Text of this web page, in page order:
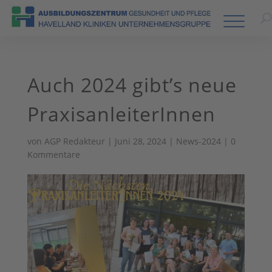
Auch 2024 gibt’s neue
PraxisanleiterInnen
von AGP Redakteur | Juni 28, 2024| News-2024| 0
Kommentare